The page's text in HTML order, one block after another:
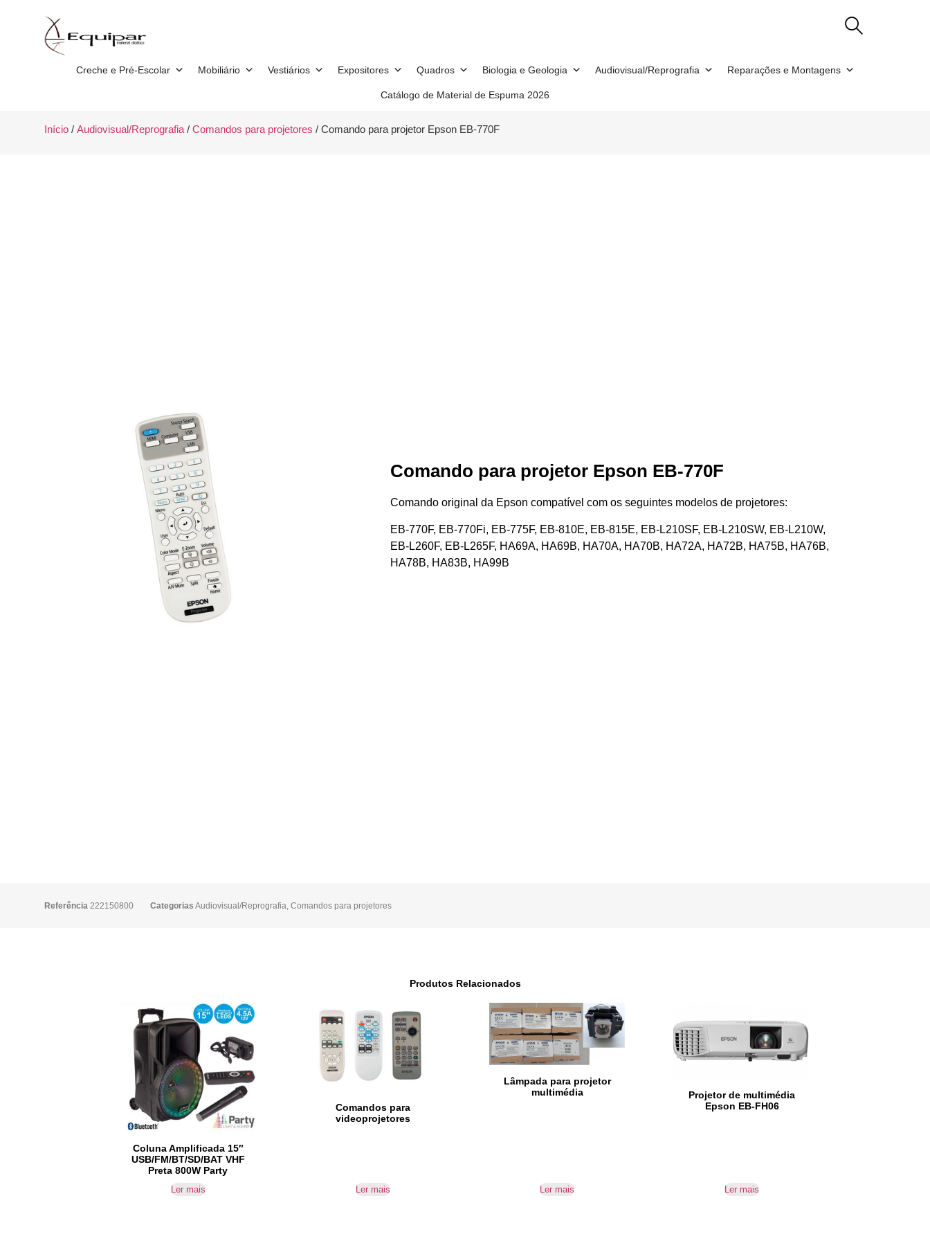
Creche e Pré-Escolar Mobiliário Vestiários Expositores Quadros Biologia e Geologia Audiovisual/Reprografia Reparações e Montagens
Catálogo de Material de Espuma 2026
Início/ Audiovisual/Reprografia/ Comandos para projetores / Comando para projetor Epson EB-770F
Comando para projetor Epson EB-770F
Comando original da Epson compatível com os seguintes modelos de projetores:
EB-770F, EB-770Fi, EB-775F, EB-810E, EB-815E, EB-L210SF, EB-L210SW, EB-L210W,
EB-L260F, EB-L265F, HA69A, HA69B, HA70A, HA70B, HA72A, HA72B, HA75B, HA76B,
HA78B, HA83B, HA99B
Referência 222150800 Categorias Audiovisual/Reprografia Comandos para projetores
Produtos Relacionados
Coluna Amplificada 15″
USB/FM/BT/SD/BAT VHF
Preta 800W Party
Ler mais
Comandos para
videoprojetores
Ler mais
Lâmpada para projetor
multimédia
Ler mais
Projetor de multimédia
Epson EB-FH06
Ler mais